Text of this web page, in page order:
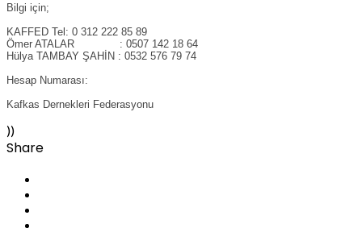
Bilgi için;
KAFFED Tel: 0 312 222 85 89
Ömer ATALAR : 0507 142 18 64
Hülya TAMBAY ŞAHİN : 0532 576 79 74
Hesap Numarası:
Kafkas Dernekleri Federasyonu
))
Share